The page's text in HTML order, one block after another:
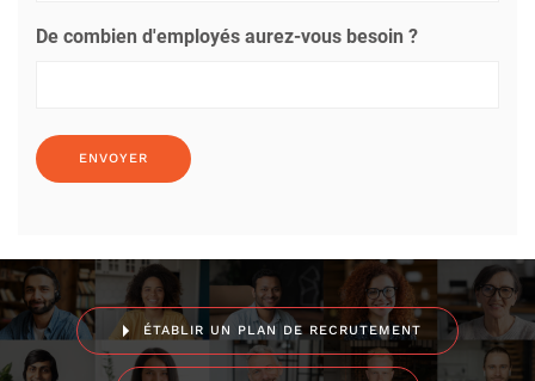
De combien d'employés aurez-vous besoin ?
ÉTABLIR UN PLAN DE RECRUTEMENT